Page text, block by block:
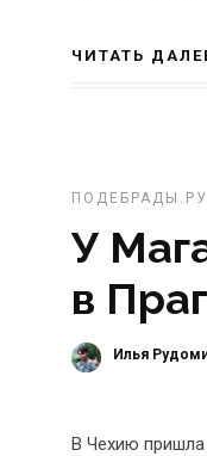
ЧИТАТЬ
ПОДЕБРАДЫ.РУ
У
в
Илья
В Чехию пришла